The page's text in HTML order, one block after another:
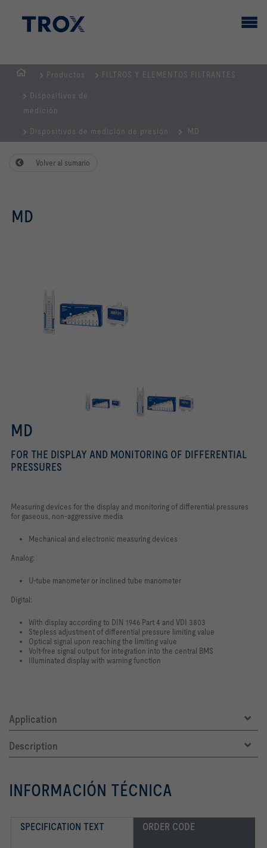
PRINCIPAL
Productos FILTROS Y ELEMENTOS FILTRANTES
Dispositivos de
medición
Dispositivos de medición de presión MD
Volver al sumario
MD
MD
FOR THE DISPLAY AND MONITORING OF DIFFERENTIAL
PRESSURES
Measuring devices for the display and monitoring of differential pressures
for gaseous, non-aggressive media
Mechanical and electronic measuring devices
Analog:
U-tube manometer or inclined tube manometer
Digital:
With display according to DIN 1946 Part 4 and VDI 3803
Stepless adjustment of differential pressure limiting value
Optical signal upon reaching the limiting value
Volt-free signal output for integration into the central BMS
Illuminated display with warning function
Application
Description
INFORMACIÓN TÉCNICA
SPECIFICATION TEXT ORDER CODE